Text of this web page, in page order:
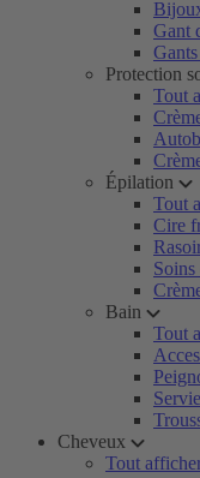
Gant
Protection
Tout
Épilation
Tout
Cire
Soins
Bain
Tout
Cheveux
Tout